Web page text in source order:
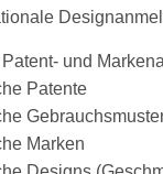
und
Patente
Marken